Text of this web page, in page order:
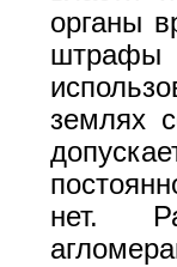
органы
землях
нет.